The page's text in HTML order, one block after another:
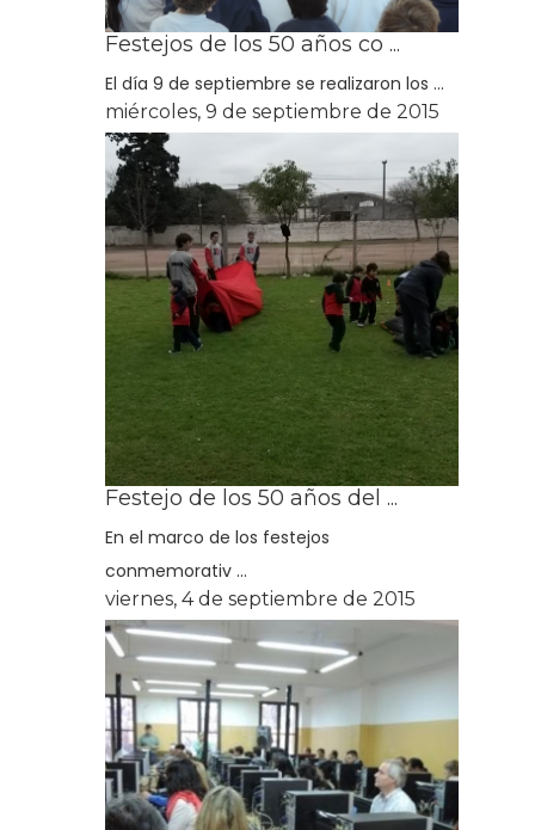
Festejos de los 50 años co ...
El día 9 de septiembre se realizaron los ...
miércoles, 9 de septiembre de 2015
Festejo de los 50 años del ...
En el marco de los festejos
conmemorativ ...
viernes, 4 de septiembre de 2015